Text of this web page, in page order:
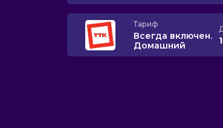
Тариф
Всегда включен.
Домашний